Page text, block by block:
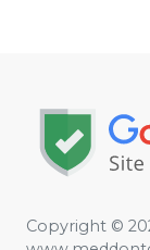
Copyright ©